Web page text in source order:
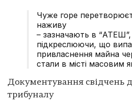
Чуже горе
наживу
– зазначають в “АТЕШ”,
підкреслюючи, що
привласнення майна
стали в місті масовим
Документування свідчень
трибуналу